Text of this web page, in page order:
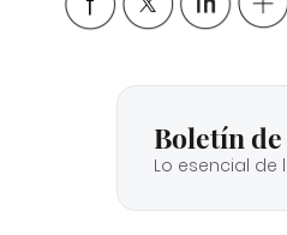
Boletín
Lo esencial